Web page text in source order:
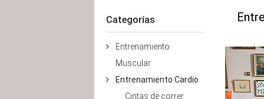
Categorías
Entrenamiento
Muscular
Entrenamiento Cardio
Cintas de correr